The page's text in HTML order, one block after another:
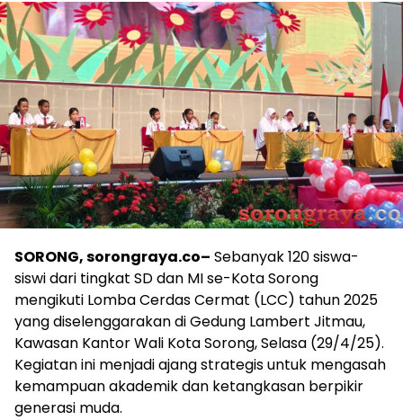
SORONG, sorongraya.co– Sebanyak 120 siswa-
siswi dari tingkat SD dan MI se-Kota Sorong
mengikuti Lomba Cerdas Cermat (LCC) tahun 2025
yang diselenggarakan di Gedung Lambert Jitmau,
Kawasan Kantor Wali Kota Sorong, Selasa (29/4/25).
Kegiatan ini menjadi ajang strategis untuk mengasah
kemampuan akademik dan ketangkasan berpikir
generasi muda.